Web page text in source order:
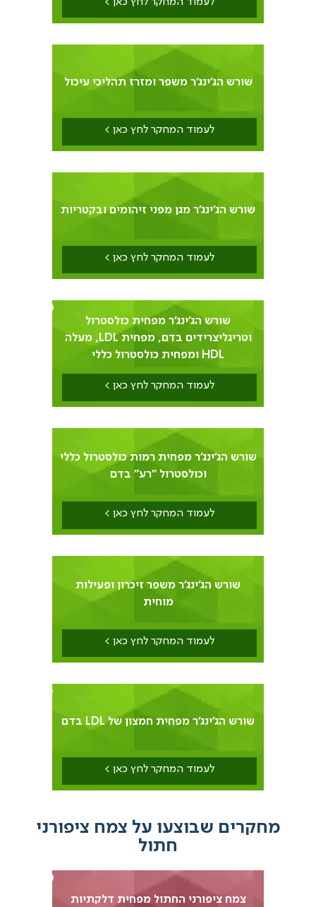
שורש הג'ינג'ר משפר ומזרז תהליכי עיכול
לעמוד המחקר לחץ כאן >
שורש הג'ינג'ר מגן מפני זיהומים ובקטריות
לעמוד המחקר לחץ כאן >
שורש הג'ינג'ר מפחית כולסטרול
וטריגליצרידים בדם, מפחית LDL, מעלה
לעמוד המחקר לחץ כאן >
שורש הג'ינג'ר מפחית רמות כולסטרול כללי
וכולסטרול "רע" בדם
לעמוד המחקר לחץ כאן >
שורש הג'ינג'ר משפר זיכרון ופעילות
לעמוד המחקר לחץ כאן >
שורש הג'ינג'ר מפחית חמצון של LDL בדם
לעמוד המחקר לחץ כאן >
שבוצעו על צמח ציפורני
צמח ציפורני החתול מפחית דלקתיות